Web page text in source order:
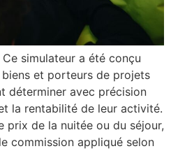
simulateur a été conçu
et porteurs de projets
déterminer avec précision
la rentabilité de leur activité.
prix de la nuitée ou du séjour,
commission appliqué selon